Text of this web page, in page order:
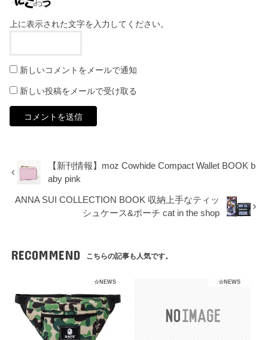
上に表示された文字を入力してください。
新しいコメントをメールで通知
新しい投稿をメールで受け取る
【新刊情報】moz Cowhide Compact Wallet BOOK b
aby pink
ANNA SUI COLLECTION BOOK 収納上手なティッ
シュケース&ポーチ cat in the shop
RECOMMEND こちらの記事も人気です。
☆NEWS ☆NEWS